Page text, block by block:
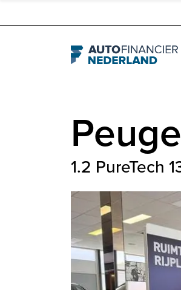
Navigation
1.2 PureTech